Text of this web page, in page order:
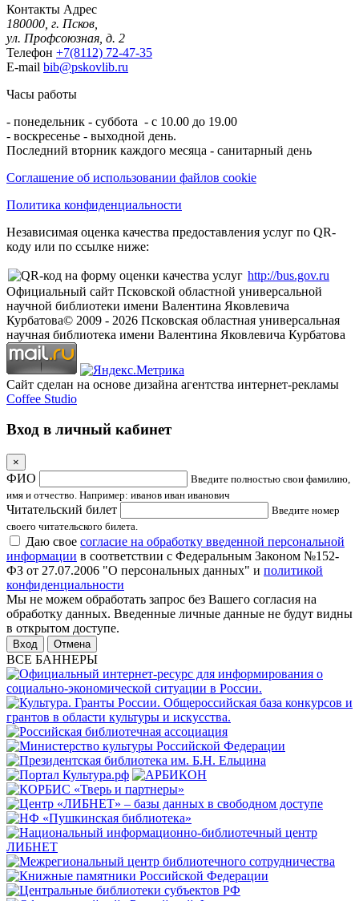
Контакты Адрес
180000, г. Псков,
ул. Профсоюзная, д. 2
Телефон +7(8112) 72-47-35
E-mail bib@pskovlib.ru
Часы работы
- понедельник - суббота - с 10.00 до 19.00
- воскресенье - выходной день.
Последний вторник каждого месяца - санитарный день
Соглашение об использовании файлов cookie
Политика конфиденциальности
Независимая оценка качества предоставления услуг по QR-
коду или по ссылке ниже:
http://bus.gov.ru
Официальный сайт Псковской областной универсальной
научной библиотеки имени Валентина Яковлевича
Курбатова© 2009 - 2026 Псковская областная универсальная
научная библиотека имени Валентина Яковлевича Курбатова
Сайт сделан на основе дизайна агентства интернет-рекламы
Coffee Studio
Вход в личный кабинет
×
ФИО
Введите полностью свои фамилию,
имя и отчество. Например: иванов иван иванович
Читательский билет
Введите номер
своего читательского билета.
Даю свое согласие на обработку введенной персональной
информации в соответствии с Федеральным Законом №152-
ФЗ от 27.07.2006 "О персональных данных" и политикой
конфиденциальности
Мы не можем обработать запрос без Вашего согласия на
обработку данных. Введенные личные данные не будут видны
в открытом доступе.
Отмена
ВСЕ БАННЕРЫ